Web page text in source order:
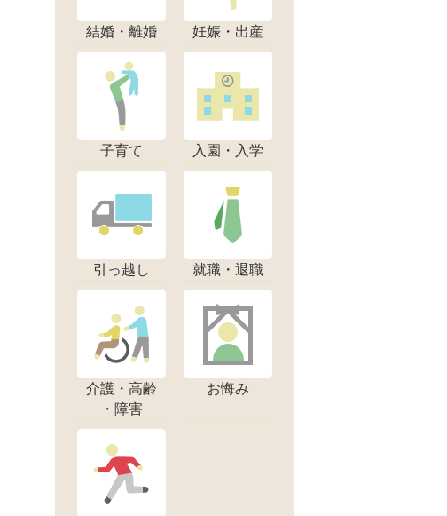
結婚・離婚 妊娠・出産
子育て 入園・入学
引っ越し 就職・退職
介護・高齢
・障害
お悔み